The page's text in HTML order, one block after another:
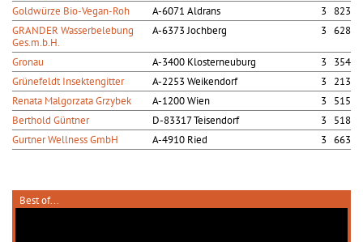
Goldwürze Bio-Vegan-Roh
A-6071 Aldrans
3 823
GRANDER Wasserbelebung
Ges.m.b.H.
A-6373 Jochberg 3 628
Gronau A-3400 Klosterneuburg
3 354
Grünefeldt Insektengitter
A-2253 Weikendorf
3 213
Renata Malgorzata Grzybek
A-1200 Wien
3 515
Berthold Güntner
D-83317 Teisendorf
3 518
Gurtner Wellness GmbH
A-4910 Ried 3 663
Best of...